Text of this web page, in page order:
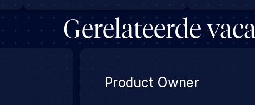
Gerelateerde
Product Owner